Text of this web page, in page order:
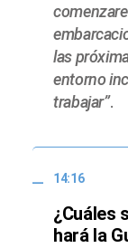
las
entorno
trabajar”.
14:16
¿Cuáles
hará la